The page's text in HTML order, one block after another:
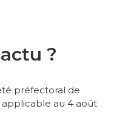
?
préfectoral de
applicable au 4 août